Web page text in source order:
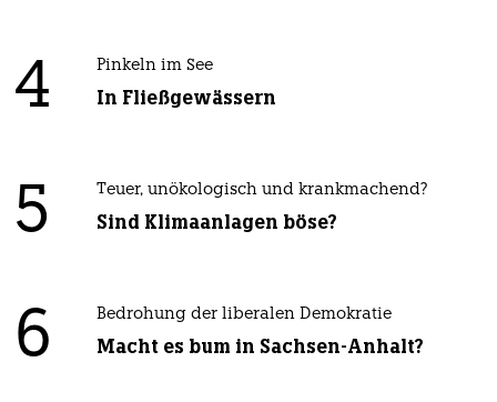
4 Pinkeln im See
In Fließgewässern
5 Teuer, unökologisch und krankmachend?
Sind Klimaanlagen böse?
6 Bedrohung der liberalen Demokratie
Macht es bum in Sachsen-Anhalt?